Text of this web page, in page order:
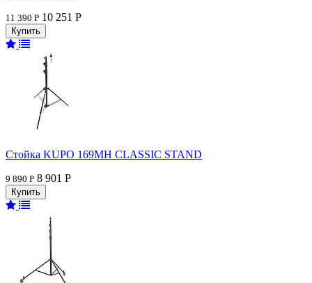
11 390 Р 10 251 Р
Стойка KUPO 169MH CLASSIC STAND
9 890 Р 8 901 Р